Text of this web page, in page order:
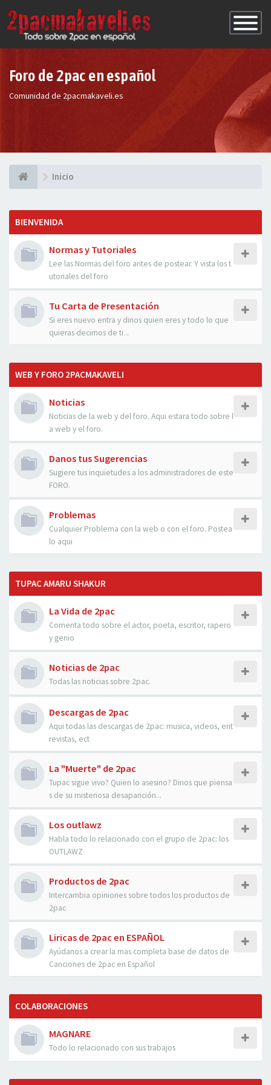
de
Foro de 2pac en español
Comunidad de 2pacmakaveli.es
Inicio
BIENVENIDA
Normas y Tutoriales
Lee las Normas del foro antes de postear. Y vista los t
utoriales del foro
Tu Carta de Presentación
Si eres nuevo entra y dinos quien eres y todo lo que
quieras decirnos de ti...
WEB Y FORO 2PACMAKAVELI
Noticias
Noticias de la web y del foro. Aqui estara todo sobre l
a web y el foro.
Danos tus Sugerencias
Sugiere tus inquietudes a los administradores de este
FORO.
Problemas
Cualquier Problema con la web o con el foro. Postea
lo aqui
TUPAC AMARU SHAKUR
La Vida de 2pac
Comenta todo sobre el actor, poeta, escritor, rapero
y genio
Noticias de 2pac
Todas las noticias sobre 2pac.
Descargas de 2pac
Aqui todas las descargas de 2pac: musica, videos, ent
revistas, ect
La "Muerte" de 2pac
Tupac sigue vivo? Quien lo asesino? Dinos que piensa
s de su misteriosa desaparición...
Los outlawz
Habla todo lo relacionado con el grupo de 2pac: los
OUTLAWZ
Productos de 2pac
Intercambia opiniones sobre todos los productos de
2pac
Liricas de 2pac en ESPAÑOL
Ayúdanos a crear la mas completa base de datos de
Canciones de 2pac en Español
COLABORACIONES
MAGNARE
Todo lo relacionado con sus trabajos